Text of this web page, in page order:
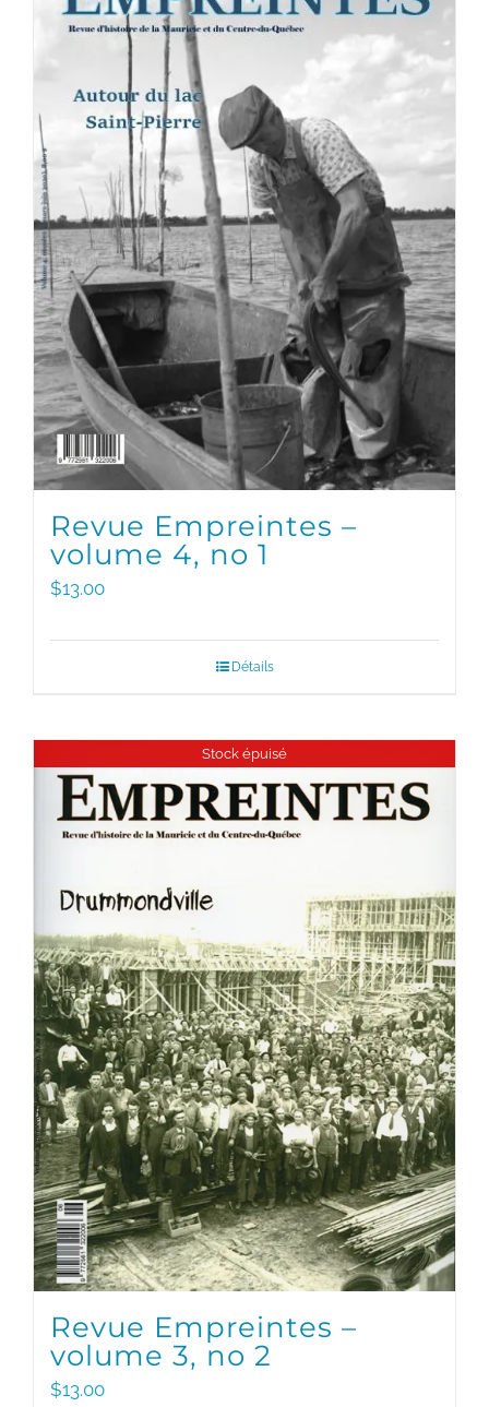
Revue Empreintes –
volume 4, no 1
$13.00
Détails
Stock épuisé
Revue Empreintes –
volume 3, no 2
$13.00